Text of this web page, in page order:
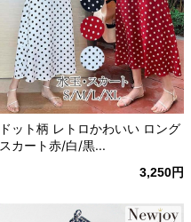
ドット柄 レトロかわいい ロング
スカート赤/白/黒...
3,250円